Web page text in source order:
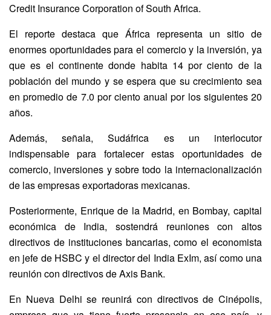
Credit Insurance Corporation of South Africa.
El reporte destaca que África representa un sitio de
enormes oportunidades para el comercio y la inversión, ya
que es el continente donde habita 14 por ciento de la
población del mundo y se espera que su crecimiento sea
en promedio de 7.0 por ciento anual por los siguientes 20
años.
Además, señala, Sudáfrica es un interlocutor
indispensable para fortalecer estas oportunidades de
comercio, inversiones y sobre todo la internacionalización
de las empresas exportadoras mexicanas.
Posteriormente, Enrique de la Madrid, en Bombay, capital
económica de India, sostendrá reuniones con altos
directivos de instituciones bancarias, como el economista
en jefe de HSBC y el director del India ExIm, así como una
reunión con directivos de Axis Bank.
En Nueva Delhi se reunirá con directivos de Cinépolis,